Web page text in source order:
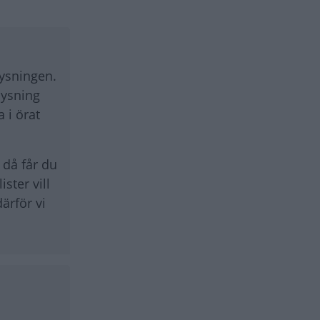
i örat
får du
vill
vi